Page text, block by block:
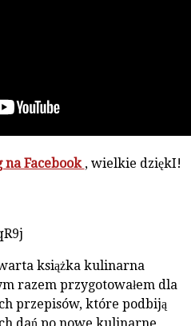
na Facebook , wielkie dziękI!
książka kulinarna
razem przygotowałem dla
przepisów, które podbiją